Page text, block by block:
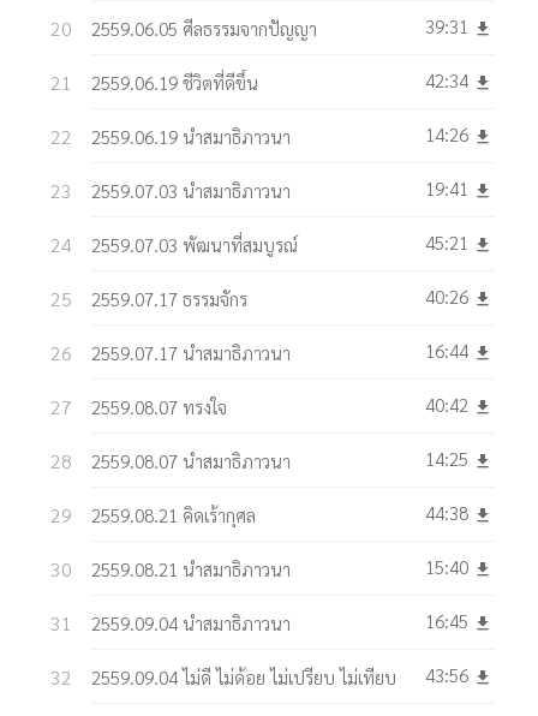
2559.06.05 ศีลธรรมจากปัญญา 39:31 get_app
2559.06.19 ชีวิตที่ดีขึ้น 42:34 get_app
2559.06.19 นำสมาธิภาวนา 14:26 get_app
2559.07.03 นำสมาธิภาวนา 19:41 get_app
2559.07.03 พัฒนาที่สมบูรณ์ 45:21 get_app
2559.07.17 ธรรมจักร 40:26 get_app
2559.07.17 นำสมาธิภาวนา 16:44 get_app
2559.08.07 ทรงใจ 40:42 get_app
2559.08.07 นำสมาธิภาวนา 14:25 get_app
2559.08.21 คิดเร้ากุศล 44:38 get_app
2559.08.21 นำสมาธิภาวนา 15:40 get_app
2559.09.04 นำสมาธิภาวนา 16:45 get_app
2559.09.04 ไม่ดี ไม่ด้อย ไม่เปรียบ ไม่เทียบ 43:56 get_app